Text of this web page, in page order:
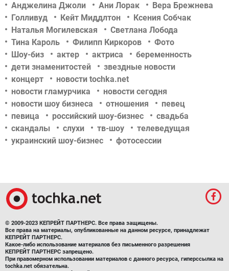
Анджелина Джоли
Ани Лорак
Вера Брежнева
Голливуд
Кейт Миддлтон
Ксения Собчак
Наталья Могилевская
Светлана Лобода
Тина Кароль
Филипп Киркоров
Фото
Шоу-биз
актер актриса
беременность
дети знаменитостей
звездные новости
концерт
новости tochka.net
новости гламурчика
новости сегодня
новости шоу бизнеса
отношения
певец
певица
российский шоу-бизнес
свадьба
скандалы
слухи тв-шоу
телеведущая
украинский шоу-бизнес
фотосессии
© 2009-2023 КЕПРЕЙТ ПАРТНЕРС. Все права защищены.
Все права на материалы, опубликованные на данном ресурсе, принадлежат
КЕПРЕЙТ ПАРТНЕРС.
Какое-либо использование материалов без письменного разрешения
КЕПРЕЙТ ПАРТНЕРС запрещено.
При правомерном использовании материалов с данного ресурса, гиперссылка на
tochka.net обязательна.